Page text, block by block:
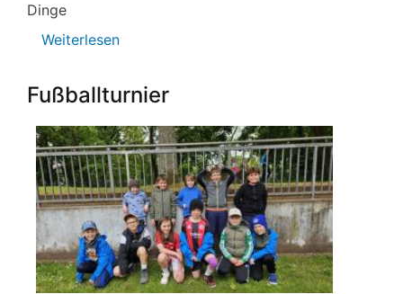
Dinge
Weiterlesen
Hearts
Fußballturnier